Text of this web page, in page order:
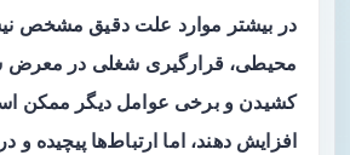
در بیشتر موارد علت دقیق مشخص
محیطی، قرارگیری شغلی در معرض
کشیدن و برخی عوامل دیگر ممکن
افزایش دهند، اما ارتباط‌ها پیچیده و